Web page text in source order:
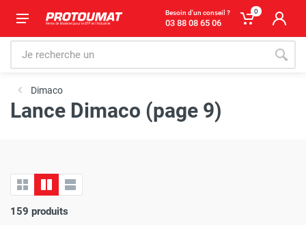
Besoin d'un conseil ?
03 88 08 65 06
0
Dimaco
Lance Dimaco (page 9)
159 produits